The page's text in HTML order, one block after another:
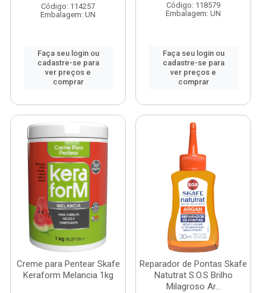
Código: 114257
Embalagem: UN
Faça seu login ou
cadastre-se para
ver preços e
comprar
Código: 118579
Embalagem: UN
Faça seu login ou
cadastre-se para
ver preços e
comprar
Creme para Pentear Skafe
Keraform Melancia 1kg
Reparador de Pontas Skafe
Natutrat S.O.S Brilho
Milagroso Ar...